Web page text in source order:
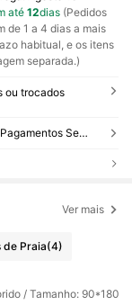
até12dias(Pedidos
de 1 a 4 dias a mais
habitual, e os itens
separada.)
ou trocados
Reenviar se o item estiver perdido/danificado · Pagamentos Seguros · Proteção de privacidade
Ver mais
de Praia(4)
/ Tamanho: 90*180